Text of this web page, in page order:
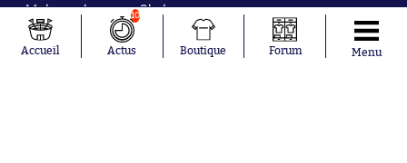
Mohamed
Salah
Mykhailo
Mudryk
Chelsea
Paris Saint-
Germain
Bordeaux
Accueil
10
Actus Boutique Forum Menu